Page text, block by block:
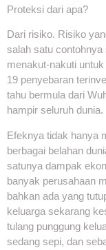
Proteksi dari apa?
Dari risiko. Risiko
salah satu contohnya
menakut-nakuti
19 penyebaran
tahu bermula dari
hampir seluruh dunia.
Efeknya tidak hanya
berbagai belahan
satunya dampak
banyak perusahaan
bahkan ada yang
keluarga sekarang
tulang punggung
sedang sepi, dan